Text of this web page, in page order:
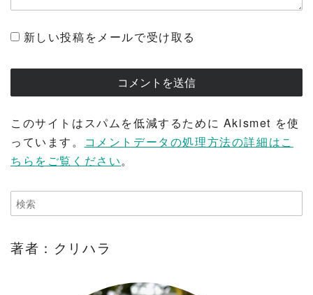
新しい投稿をメールで受け取る
このサイトはスパムを低減するために Akismet を使
っています。
コメントデータの処理方法の詳細はこ
ちらをご覧ください。
著者：クリハラ